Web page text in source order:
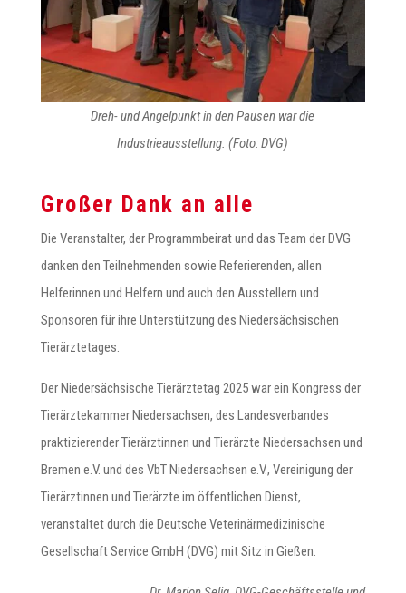
Dreh- und Angelpunkt in den Pausen war die
Industrieausstellung. (Foto: DVG)
Großer Dank an alle
Die Veranstalter, der Programmbeirat und das Team der DVG
danken den Teilnehmenden sowie Referierenden, allen
Helferinnen und Helfern und auch den Ausstellern und
Sponsoren für ihre Unterstützung des Niedersächsischen
Tierärztetages.
Der Niedersächsische Tierärztetag 2025 war ein Kongress der
Tierärztekammer Niedersachsen, des Landesverbandes
praktizierender Tierärztinnen und Tierärzte Niedersachsen und
Bremen e.V. und des VbT Niedersachsen e.V., Vereinigung der
Tierärztinnen und Tierärzte im öffentlichen Dienst,
veranstaltet durch die Deutsche Veterinärmedizinische
Gesellschaft Service GmbH (DVG) mit Sitz in Gießen.